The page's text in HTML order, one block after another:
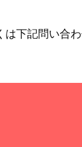
下記問い合